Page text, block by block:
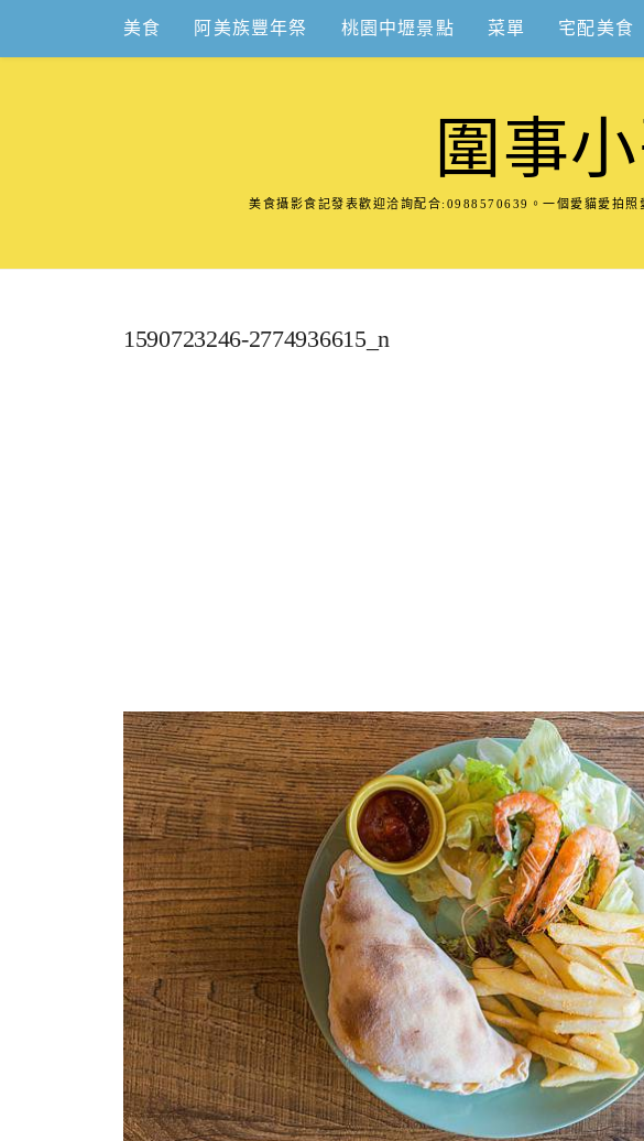
content
美食 阿美族豐年祭 桃園中壢景點 菜單 宅配美食
圍事
美食攝影食記發表歡迎洽詢配合:0988570639。一個愛貓愛拍
1590723246-2774936615_n